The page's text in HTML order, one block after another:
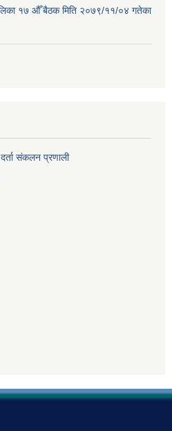
१७ औँ बैठक मिति २०७९/११/०४ गतेका
संकलन प्रणाली